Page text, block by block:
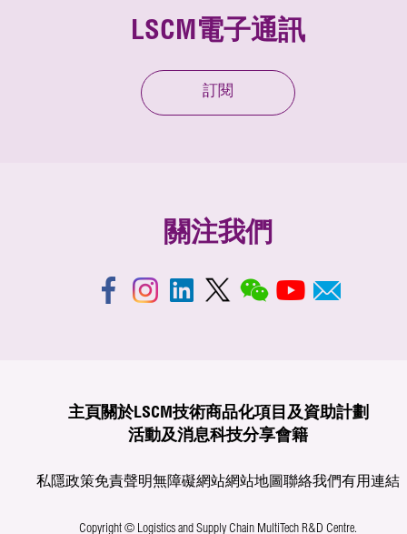
LSCM電子通訊
訂閱
關注我們
主頁 關於LSCM技術商品化項目及資助計劃
活動及消息科技分享會籍
私隱政策免責聲明無障礙網站網站地圖聯絡我們有用連結
Copyright © Logistics and Supply Chain MultiTech R&D Centre.